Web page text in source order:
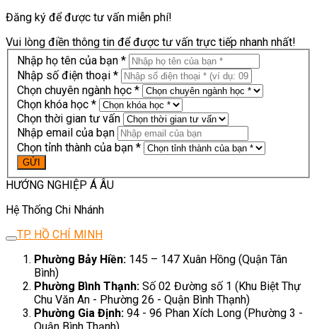
Đăng ký để được tư vấn miễn phí!
Vui lòng điền thông tin để được tư vấn trực tiếp nhanh nhất!
Nhập họ tên của bạn *
Nhập số điện thoại *
Chọn chuyên ngành học *
Chọn khóa học *
Chọn thời gian tư vấn
Nhập email của bạn
Chọn tỉnh thành của bạn *
HƯỚNG NGHIỆP Á ÂU
Hệ Thống Chi Nhánh
TP. HỒ CHÍ MINH
Phường Bảy Hiền: 145 – 147 Xuân Hồng (Quận Tân
Bình)
Phường Bình Thạnh: Số 02 Đường số 1 (Khu Biệt Thự
Chu Văn An - Phường 26 - Quận Bình Thạnh)
Phường Gia Định: 94 - 96 Phan Xích Long (Phường 3 -